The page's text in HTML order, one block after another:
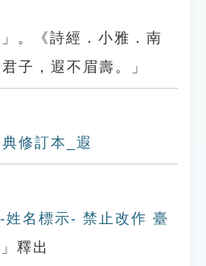
。《詩經．小雅．南
子，遐不眉壽。」
修訂本_遐
姓名標示- 禁止改作 臺
」釋出